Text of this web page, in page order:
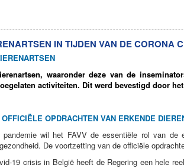
IN TIJDEN VAN DE
waaronder deze van de
activiteiten. Dit werd bevestigd door
OPDRACHTEN VAN ERKENDE
wil het FAVV de essentiële rol van de
De voortzetting van de officiële
19 crisis in België heeft de Regering een hele